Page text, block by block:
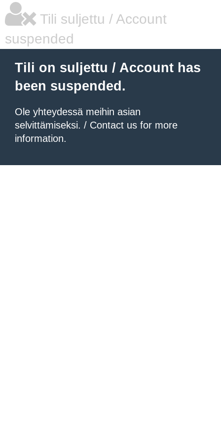
Tili suljettu / Account
suspended
Tili on suljettu / Account has
been suspended.
Ole yhteydessä meihin asian
selvittämiseksi. / Contact us for more
information.